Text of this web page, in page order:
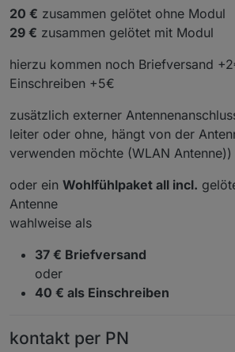
20 € zusammen gelötet ohne Modul
29 € zusammen gelötet mit Modul
hierzu kommen noch Briefversand
Einschreiben +5€
zusätzlich externer
leiter oder ohne, hängt von der
verwenden möchte (WLAN Antenne))
oder ein Wohlfühlpaket all incl.
Antenne
wahlweise als
37 € Briefversand
oder
40 € als Einschreiben
kontakt per PN